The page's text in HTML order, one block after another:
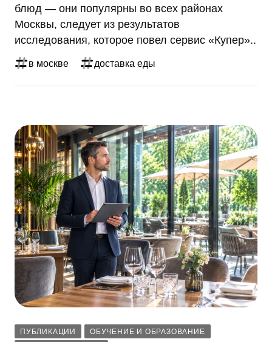
блюд — они популярны во всех районах
Москвы, следует из результатов
исследования, которое повел сервис «Купер»..
в москве доставка еды
ПУБЛИКАЦИИ
ОБУЧЕНИЕ И ОБРАЗОВАНИЕ